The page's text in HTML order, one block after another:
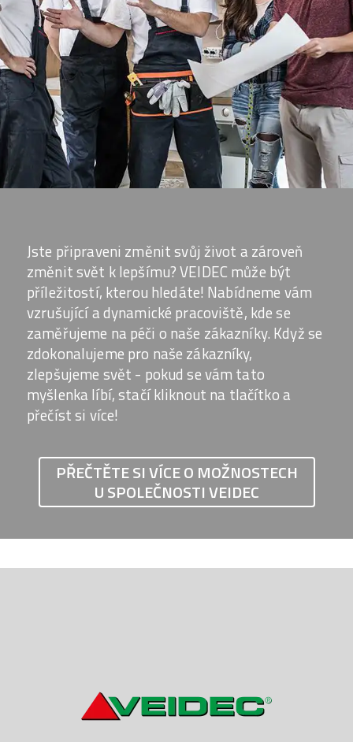
Jste připraveni změnit svůj život a zároveň
změnit svět k lepšímu? VEIDEC může být
příležitostí, kterou hledáte! Nabídneme vám
vzrušující a dynamické pracoviště, kde se
zaměřujeme na péči o naše zákazníky. Když se
zdokonalujeme pro naše zákazníky,
zlepšujeme svět - pokud se vám tato
myšlenka líbí, stačí kliknout na tlačítko a
přečíst si více!
PŘEČTĚTE SI VÍCE O MOŽNOSTECH
U SPOLEČNOSTI VEIDEC